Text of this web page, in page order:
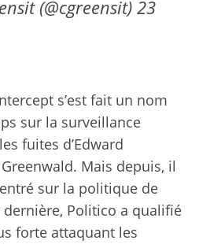
(@cgreensit) 23
s’est fait un nom
sur la surveillance
fuites d’Edward
Mais depuis, il
sur la politique de
dernière, Politico a qualifié
forte attaquant les